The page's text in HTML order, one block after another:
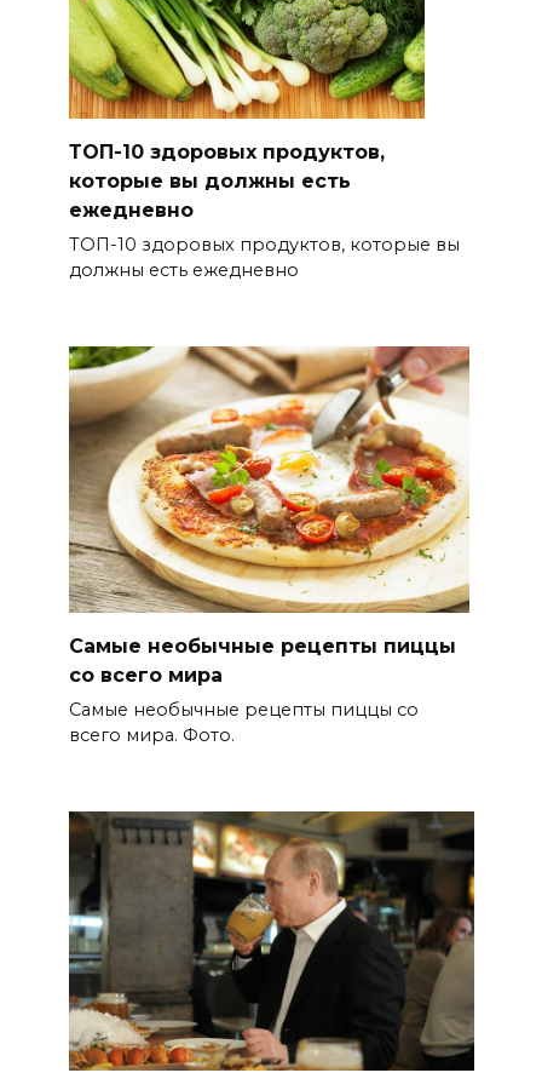
ТОП-10 здоровых продуктов,
которые вы должны есть
ежедневно
ТОП-10 здоровых продуктов, которые вы
должны есть ежедневно
Самые необычные рецепты пиццы
со всего мира
Самые необычные рецепты пиццы со
всего мира. Фото.